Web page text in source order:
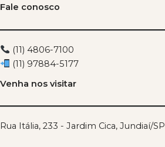
Fale conosco
(11) 4806-7100
(11) 97884-5177
Venha nos visitar
Rua Itália, 233 - Jardim Cica, Jundiaí/SP